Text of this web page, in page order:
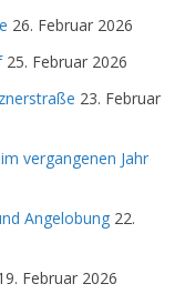
26. Februar 2026
25. Februar 2026
23. Februar
vergangenen Jahr
Angelobung 22.
Februar 2026